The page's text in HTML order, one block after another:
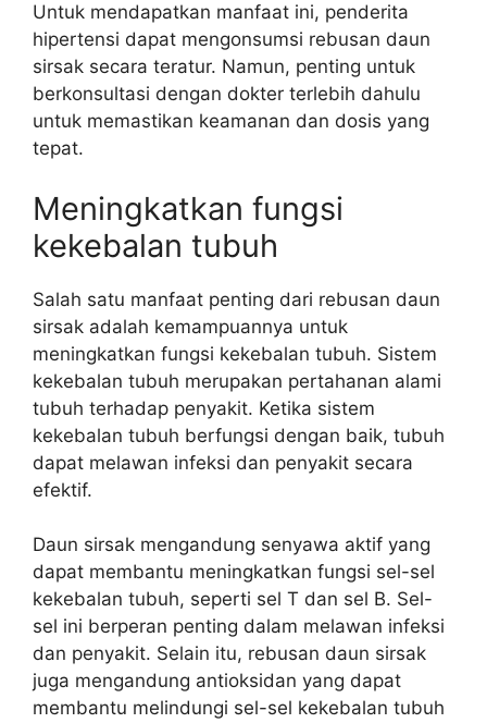
Untuk mendapatkan manfaat ini, penderita
hipertensi dapat mengonsumsi rebusan daun
sirsak secara teratur. Namun, penting untuk
berkonsultasi dengan dokter terlebih dahulu
untuk memastikan keamanan dan dosis yang
tepat.
Meningkatkan fungsi
kekebalan tubuh
Salah satu manfaat penting dari rebusan daun
sirsak adalah kemampuannya untuk
meningkatkan fungsi kekebalan tubuh. Sistem
kekebalan tubuh merupakan pertahanan alami
tubuh terhadap penyakit. Ketika sistem
kekebalan tubuh berfungsi dengan baik, tubuh
dapat melawan infeksi dan penyakit secara
efektif.
Daun sirsak mengandung senyawa aktif yang
dapat membantu meningkatkan fungsi sel-sel
kekebalan tubuh, seperti sel T dan sel B. Sel-
sel ini berperan penting dalam melawan infeksi
dan penyakit. Selain itu, rebusan daun sirsak
juga mengandung antioksidan yang dapat
membantu melindungi sel-sel kekebalan tubuh